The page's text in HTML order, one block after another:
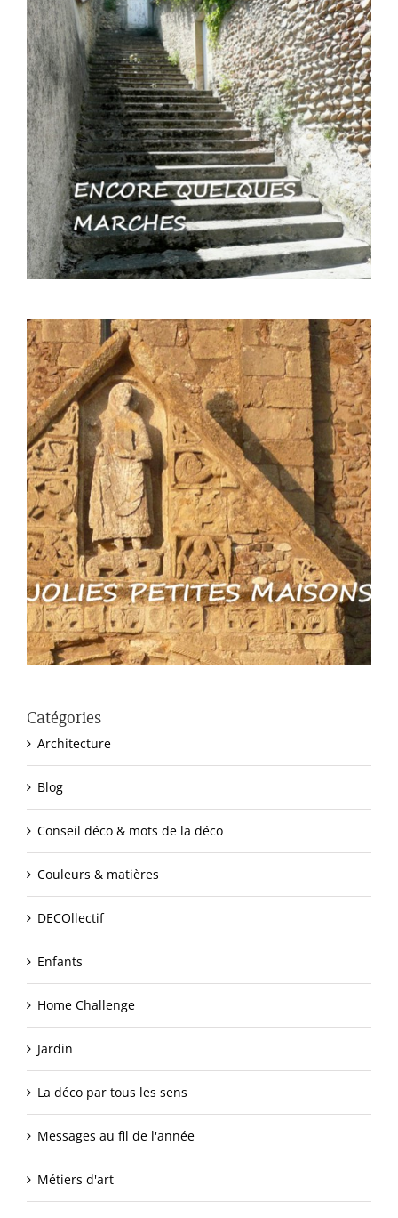
Catégories
Architecture
Blog
Conseil déco & mots de la déco
Couleurs & matières
DECOllectif
Enfants
Home Challenge
Jardin
La déco par tous les sens
Messages au fil de l'année
Métiers d'art